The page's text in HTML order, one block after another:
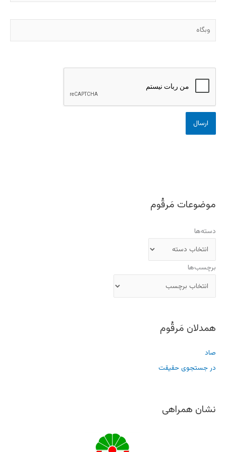
وبگاه
موضوعات مَرقُوم
دسته‌ها
برچسب‌ها
همدلان مَرقُوم
صاد
در جستجوی حقیقت
نشان همراهی